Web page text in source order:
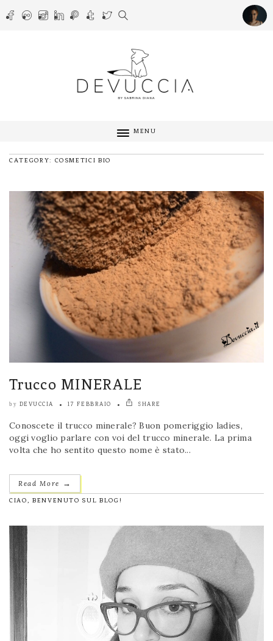
MENU
CATEGORY: COSMETICI BIO
Trucco MINERALE
by DEVUCCIA 17 FEBBRAIO SHARE
Conoscete il trucco minerale? Buon pomeriggio ladies,
oggi voglio parlare con voi del trucco minerale. La prima
volta che ho sentito questo nome è stato...
Read More →
CIAO, BENVENUTO SUL BLOG!